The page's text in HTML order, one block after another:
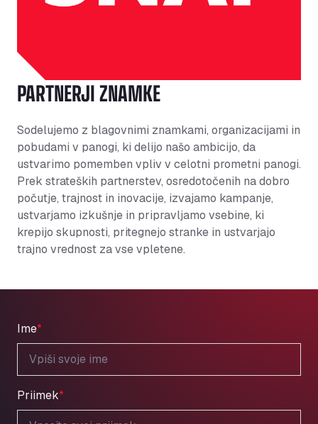
PARTNERJI ZNAMKE
Sodelujemo z blagovnimi znamkami, organizacijami in
pobudami v panogi, ki delijo našo ambicijo, da
ustvarimo pomemben vpliv v celotni prometni panogi.
Prek strateških partnerstev, osredotočenih na dobro
počutje, trajnost in inovacije, izvajamo kampanje,
ustvarjamo izkušnje in pripravljamo vsebine, ki
krepijo skupnosti, pritegnejo stranke in ustvarjajo
trajno vrednost za vse vpletene.
Ime*
Priimek*